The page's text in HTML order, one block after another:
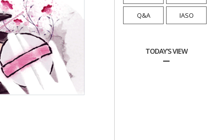
Q&A IASO
TODAY'S VIEW